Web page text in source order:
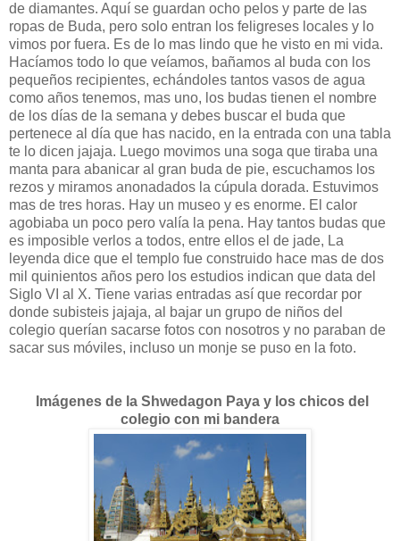
de diamantes. Aquí se guardan ocho pelos y parte de las
ropas de Buda, pero solo entran los feligreses locales y lo
vimos por fuera. Es de lo mas lindo que he visto en mi vida.
Hacíamos todo lo que veíamos, bañamos al buda con los
pequeños recipientes, echándoles tantos vasos de agua
como años tenemos, mas uno, los budas tienen el nombre
de los días de la semana y debes buscar el buda que
pertenece al día que has nacido, en la entrada con una tabla
te lo dicen jajaja. Luego movimos una soga que tiraba una
manta para abanicar al gran buda de pie, escuchamos los
rezos y miramos anonadados la cúpula dorada. Estuvimos
mas de tres horas. Hay un museo y es enorme. El calor
agobiaba un poco pero valía la pena. Hay tantos budas que
es imposible verlos a todos, entre ellos el de jade, La
leyenda dice que el templo fue construido hace mas de dos
mil quinientos años pero los estudios indican que data del
Siglo VI al X. Tiene varias entradas así que recordar por
donde subisteis jajaja, al bajar un grupo de niños del
colegio querían sacarse fotos con nosotros y no paraban de
sacar sus móviles, incluso un monje se puso en la foto.
Imágenes de la Shwedagon Paya y los chicos del
colegio con mi bandera